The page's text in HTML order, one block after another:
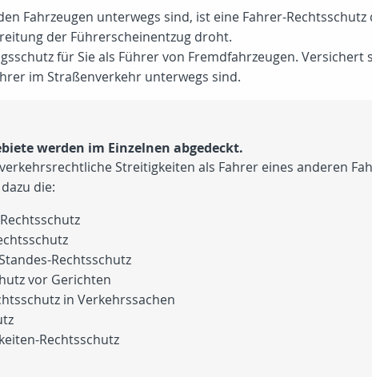
Fahrzeugen unterwegs sind, ist eine Fahrer-
der Führerscheinentzug droht.
für Sie als Führer von Fremdfahrzeugen. Versichert
im Straßenverkehr unterwegs sind.
werden im Einzelnen abgedeckt.
Streitigkeiten als Fahrer eines anderen
die:
Rechtsschutz
vor Gerichten
in Verkehrssachen
Rechtsschutz